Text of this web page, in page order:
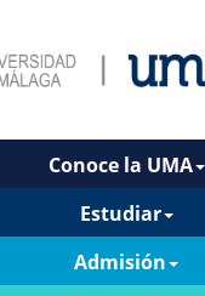
Conoce la UMA
Estudiar
Admisión